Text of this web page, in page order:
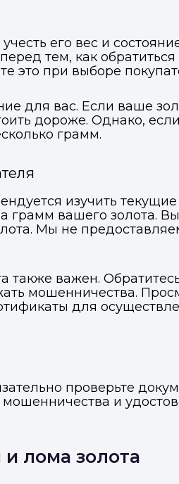
форму на сайте
форму
форму на сайте
форму
его вес и
тем, как
это при выборе
для вас. Если ваше
дороже. Однако,
грамм.
изучить
грамм вашего золота.
Мы не
также важен.
мошенничества.
для
проверьте
и
лома золота